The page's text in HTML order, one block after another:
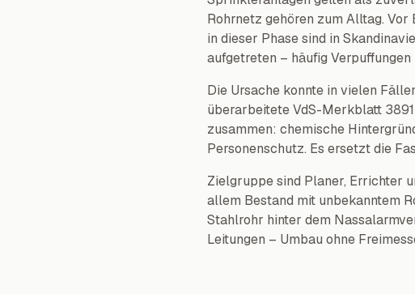
Rohrnetz gehören zum Alltag.
in dieser Phase sind in
aufgetreten – häufig
Die Ursache konnte in vielen
überarbeitete VdS-Merkblatt
zusammen: chemische
Personenschutz. Es ersetzt die
Zielgruppe sind Planer, Errichter
allem Bestand mit unbekanntem
Stahlrohr hinter dem
Leitungen – Umbau ohne